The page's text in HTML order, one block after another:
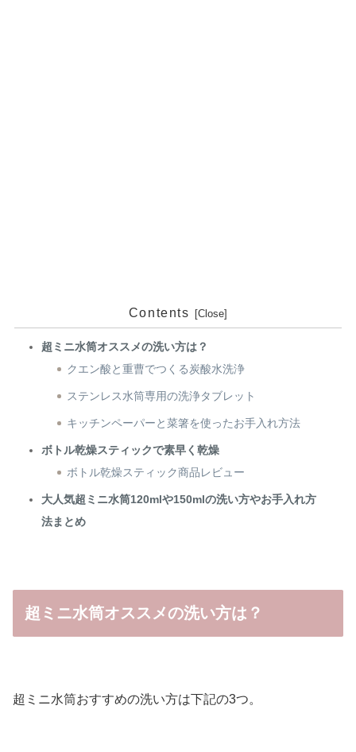
Contents
超ミニ水筒オススメの洗い方は？
クエン酸と重曹でつくる炭酸水洗浄
ステンレス水筒専用の洗浄タブレット
キッチンペーパーと菜箸を使ったお手入れ方法
ボトル乾燥スティックで素早く乾燥
ボトル乾燥スティック商品レビュー
大人気超ミニ水筒120mlや150mlの洗い方やお手入れ方
法まとめ
超ミニ水筒オススメの洗い方は？
超ミニ水筒おすすめの洗い方は下記の3つ。